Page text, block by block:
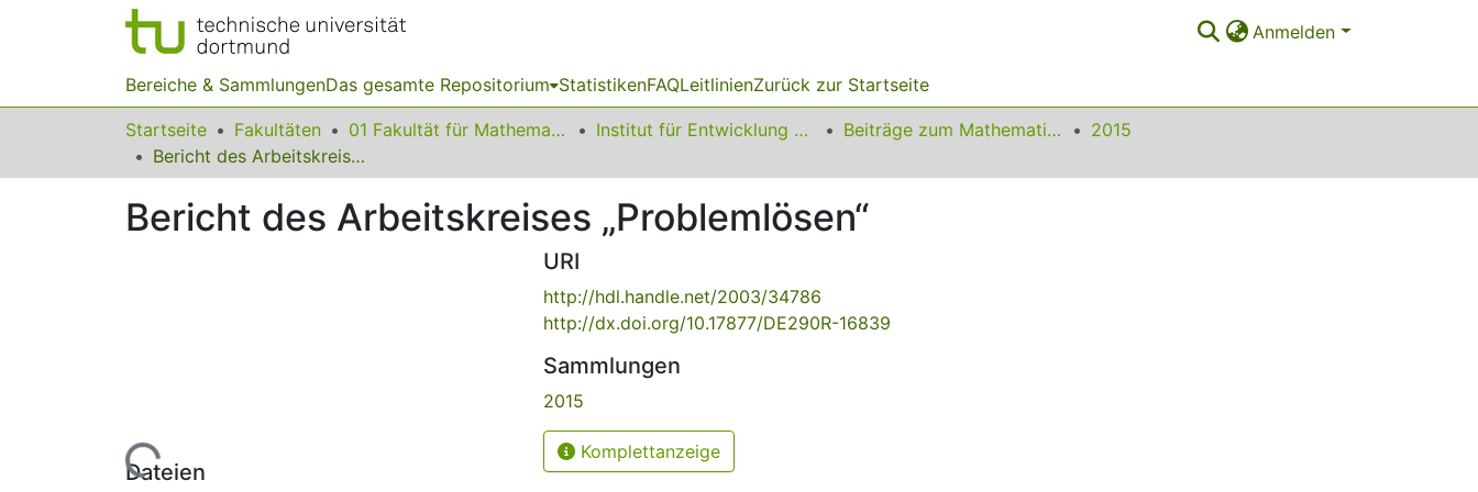
Anmelden
Bereiche & SammlungenDas gesamte Repositorium StatistikenFAQLeitlinienZurück zur Startseite
Startseite Fakultäten 01 Fakultät für Mathematik Institut für Entwicklung und Erforschung des Mathematikunterrichts Beiträge zum Mathematikunterricht
2015
Bericht des Arbeitskreises „Problemlösen“
Bericht des Arbeitskreises „Problemlösen“
Lade...
Dateien
URI
http://hdl.handle.net/2003/34786
http://dx.doi.org/10.17877/DE290R-16839
Sammlungen
2015
Komplettanzeige